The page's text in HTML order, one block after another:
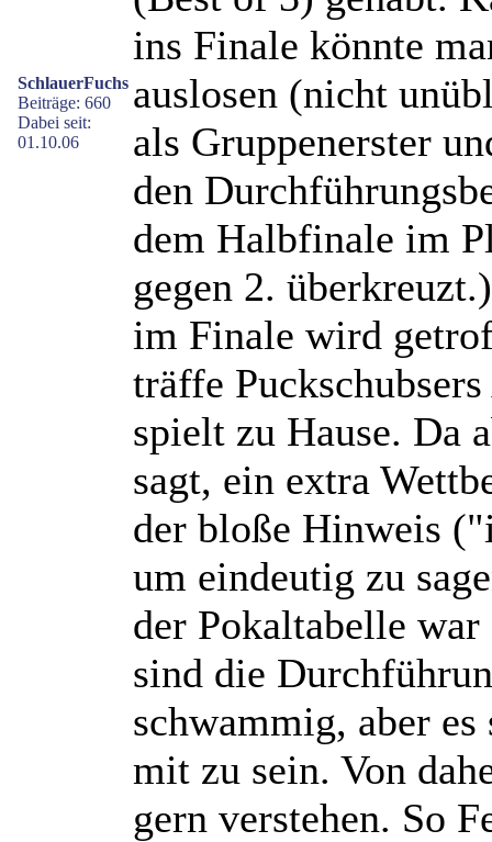
SchlauerFuchs
Beiträge: 660
Dabei seit:
01.10.06
ins Finale könnte
auslosen (nicht
als Gruppenerster
den
dem Halbfinale im
gegen 2.
im Finale wird
träffe
spielt zu Hause. Da
sagt, ein extra
der bloße Hinweis
um eindeutig zu
der Pokaltabelle
sind die
schwammig, aber
mit zu sein. Von
gern verstehen. So